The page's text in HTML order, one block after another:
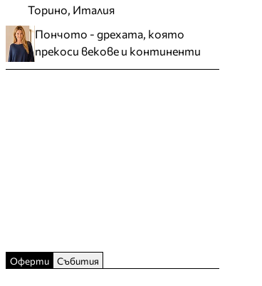
Торино, Италия
Пончото - дрехата, която
прекоси векове и континенти
Оферти Събития